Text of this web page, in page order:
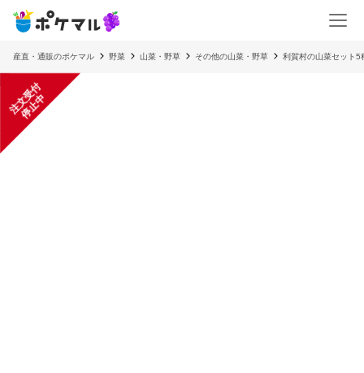
産直・通販のポケマル 野菜 山菜・野草 その他の山菜・野草 利賀村の山菜セット5
注
文
受
付
停
止
中